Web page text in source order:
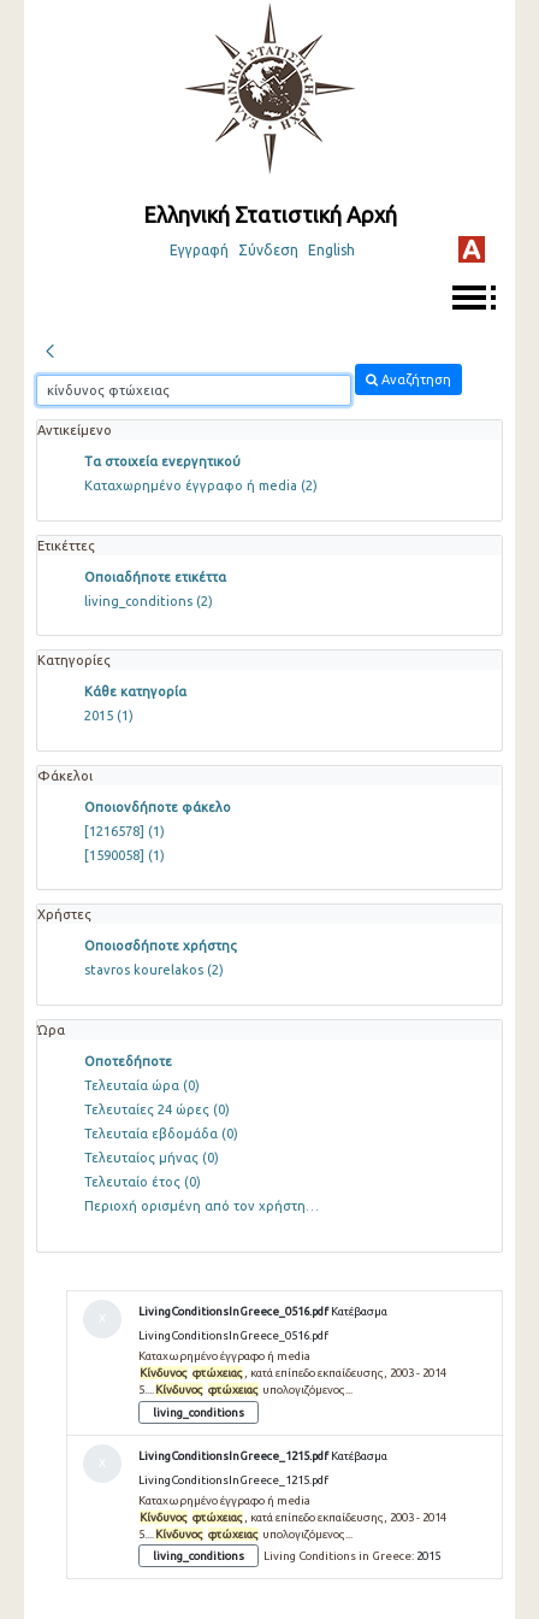
Ελληνική Στατιστική Αρχή
Εγγραφή Σύνδεση English
Αναζήτηση
Αντικείμενο
Τα στοιχεία ενεργητικού
Καταχωρημένο έγγραφο ή media (2)
Ετικέττες
Οποιαδήποτε ετικέττα
living_conditions (2)
Κατηγορίες
Κάθε κατηγορία
2015 (1)
Φάκελοι
Οποιονδήποτε φάκελο
[1216578] (1)
[1590058] (1)
Χρήστες
Οποιοσδήποτε χρήστης
stavros kourelakos (2)
Ώρα
Οποτεδήποτε
Τελευταία ώρα (0)
Τελευταίες 24 ώρες (0)
Τελευταία εβδομάδα (0)
Τελευταίος μήνας (0)
Τελευταίο έτος (0)
Περιοχή ορισμένη από τον χρήστη…
LivingConditionsInGreece_0516.pdf Κατέβασμα
LivingConditionsInGreece_0516.pdf
Καταχωρημένο έγγραφο ή media
Κίνδυνος φτώχειας , κατά επίπεδο εκπαίδευσης, 2003 - 2014
5.... Κίνδυνος φτώχειας υπολογιζόμενος...
living_conditions
LivingConditionsInGreece_1215.pdf Κατέβασμα
LivingConditionsInGreece_1215.pdf
Καταχωρημένο έγγραφο ή media
Κίνδυνος φτώχειας , κατά επίπεδο εκπαίδευσης, 2003 - 2014
5....
Κίνδυνος φτώχειας υπολογιζόμενος...
living_conditions
Living Conditions in Greece: 2015